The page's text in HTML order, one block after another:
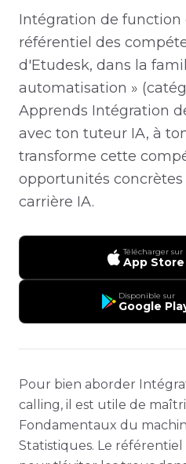
Intégration de
référentiel des
d'Etudesk, dans la
automatisation »
Apprends Intégration
avec ton tuteur IA, à
transforme cette
opportunités
carrière IA.
Télécharger sur
App Store
Disponible sur
Google
Pour bien aborder
calling, il est utile de
Fondamentaux du
Statistiques. Le